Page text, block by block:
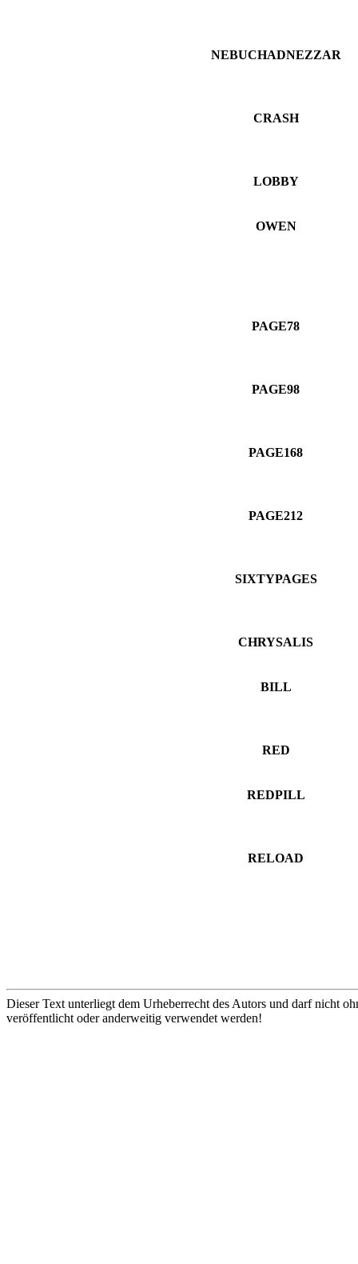
NEBUCHADNEZZAR
CRASH
LOBBY
OWEN
PAGE78
PAGE98
PAGE168
PAGE212
SIXTYPAGES
CHRYSALIS
BILL
RED
REDPILL
RELOAD
Dieser Text unterliegt dem Urheberrecht des Autors und darf nicht
veröffentlicht oder anderweitig verwendet werden!